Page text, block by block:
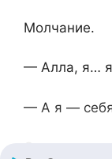
Молчание.
— Алла, я…
— А я —